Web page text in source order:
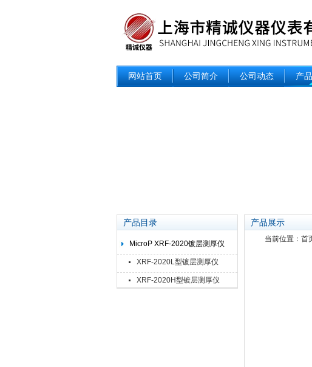
网站首页 公司简介 公司动态 产
产品目录
MicroP XRF-2020镀层测厚仪
XRF-2020L型镀层测厚仪
XRF-2020H型镀层测厚仪
产品展示
当前位置： 首